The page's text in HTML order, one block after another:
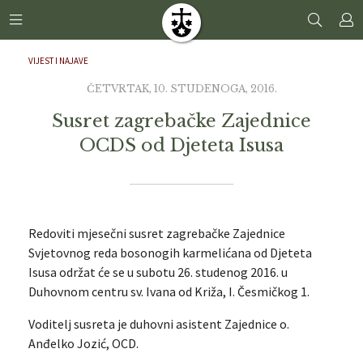
VIJEST I NAJAVE
ČETVRTAK, 10. STUDENOGA, 2016.
Susret zagrebačke Zajednice
OCDS od Djeteta Isusa
Redoviti mjesečni susret zagrebačke Zajednice
Svjetovnog reda bosonogih karmelićana od Djeteta
Isusa održat će se u subotu 26. studenog 2016. u
Duhovnom centru sv. Ivana od Križa, I. Česmičkog 1.
Voditelj susreta je duhovni asistent Zajednice o.
Anđelko Jozić, OCD.